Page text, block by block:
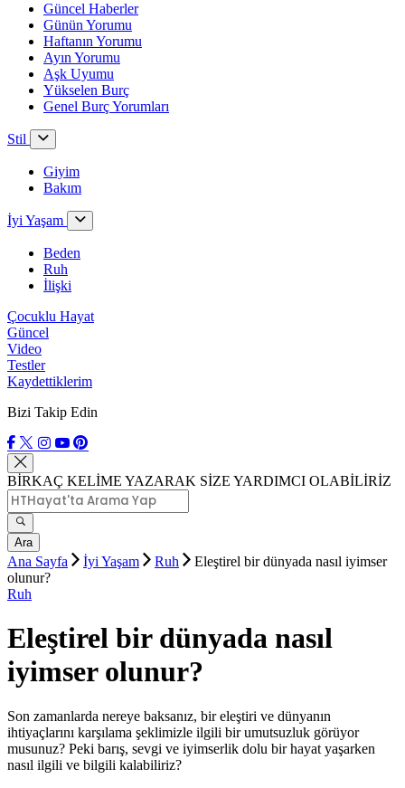
Güncel Haberler
Günün Yorumu
Haftanın Yorumu
Ayın Yorumu
Aşk Uyumu
Yükselen Burç
Genel Burç Yorumları
Stil
Giyim
Bakım
İyi Yaşam
Beden
Ruh
İlişki
Çocuklu Hayat
Güncel
Video
Testler
Kaydettiklerim
Bizi Takip Edin
BİRKAÇ KELİME YAZARAK SİZE YARDIMCI OLABİLİRİZ
Ara
Ana Sayfa İyi Yaşam Ruh
Eleştirel bir dünyada nasıl iyimser
olunur?
Ruh
Eleştirel bir dünyada nasıl
iyimser olunur?
Son zamanlarda nereye baksanız, bir eleştiri ve dünyanın
ihtiyaçlarını karşılama şeklimizle ilgili bir umutsuzluk görüyor
musunuz? Peki barış, sevgi ve iyimserlik dolu bir hayat yaşarken
nasıl ilgili ve bilgili kalabiliriz?